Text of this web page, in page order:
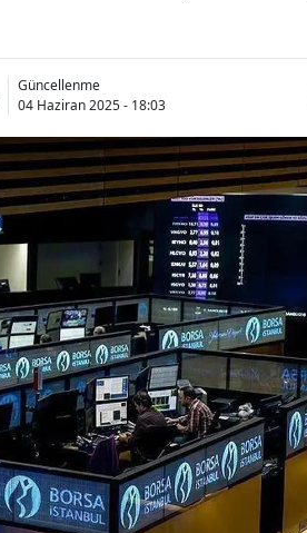
Güncellenme
04 Haziran 2025 - 18:03